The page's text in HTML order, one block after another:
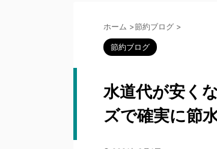
ホーム >節約ブログ >
節約ブログ
水道代が安く
ズで確実に節水